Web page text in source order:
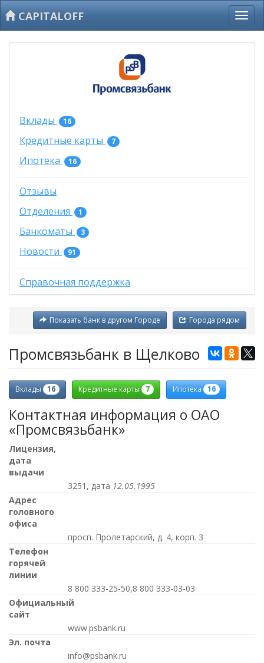
CAPITALOFF
Вклады 16
Кредитные карты 7
Ипотека 16
Отзывы
Отделения
1
Банкоматы 3
Новости 91
Справочная поддержка
Города рядом
Показать банк в другом Городе
Промсвязьбанк в Щелково
Вклады 16 Кредитные карты 7 Ипотека 16
Контактная информация о ОАО
«Промсвязьбанк»
Лицензия,
дата
выдачи
3251, дата 12.05.1995
Адрес
головного
офиса
просп. Пролетарский, д. 4, корп. 3
Телефон
горячей
линии
8 800 333-25-50,8 800 333-03-03
Официальный
сайт
www.psbank.ru
Эл. почта
info@psbank.ru